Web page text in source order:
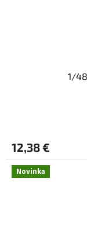
1/48
12,38 €
Novinka